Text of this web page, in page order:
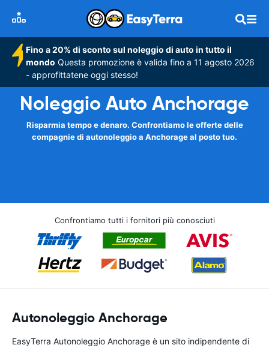
Fino a 20% di sconto sul noleggio di auto in tutto il
mondo Questa promozione è valida fino a 11 agosto 2026
- approfittatene oggi stesso!
Noleggio Auto Anchorage
Risparmia tempo e denaro. Confrontiamo le offerte delle
compagnie di autonoleggio a Anchorage al posto tuo.
Confrontiamo tutti i fornitori più conosciuti
Autonoleggio Anchorage
EasyTerra Autonoleggio Anchorage è un sito indipendente di